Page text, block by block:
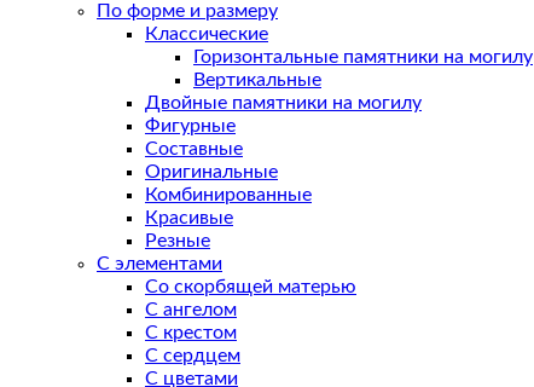
По форме и размеру
Классические
Горизонтальные памятники на могилу
Вертикальные
Двойные памятники на могилу
Фигурные
Составные
Оригинальные
Комбинированные
Красивые
Резные
С элементами
Со скорбящей матерью
С ангелом
С крестом
С сердцем
С цветами